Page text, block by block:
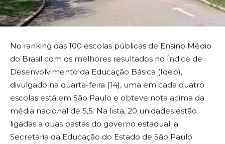
No ranking das 100 escolas públicas de Ensino Médio
do Brasil com os melhores resultados no Índice de
Desenvolvimento da Educação Básica (Ideb),
divulgado na quarta-feira (14), uma em cada quatro
escolas está em São Paulo e obteve nota acima da
média nacional de 5,5. Na lista, 20 unidades estão
ligadas a duas pastas do governo estadual: a
Secretaria da Educação do Estado de São Paulo